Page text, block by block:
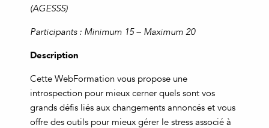
(AGESSS)
Participants : Minimum 15 – Maximum 20
Description
Cette WebFormation vous propose une
introspection pour mieux cerner quels sont vos
grands défis liés aux changements annoncés et vous
offre des outils pour mieux gérer le stress associé à